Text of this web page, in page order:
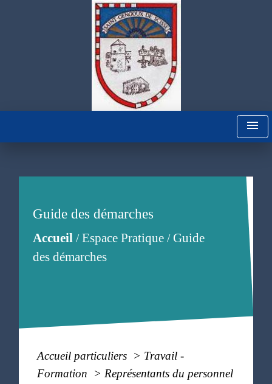
menu
Guide des démarches
Accueil/Espace Pratique/Guide
des démarches
Accueil particuliers > Travail -
Formation
> Représentants du personnel